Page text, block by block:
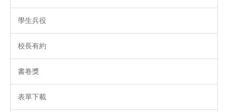
學生兵役
校長有約
書卷獎
表單下載